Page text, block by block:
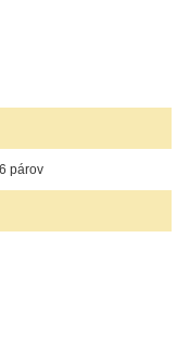
párov